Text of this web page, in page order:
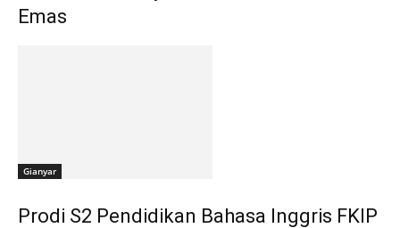
Emas
Gianyar
Prodi S2 Pendidikan Bahasa Inggris FKIP